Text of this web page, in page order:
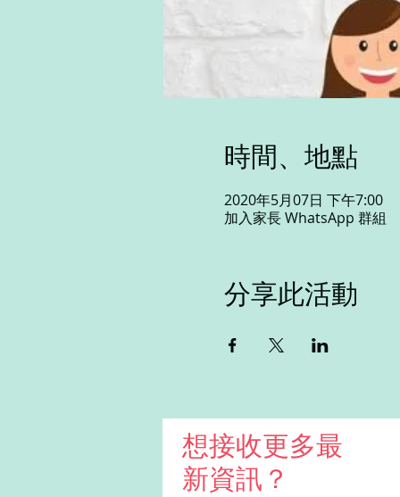
時間、地點
2020年5月07日 下午7:00
加入家長 WhatsApp 群組
分享此活動
想接收更多最
新資訊？